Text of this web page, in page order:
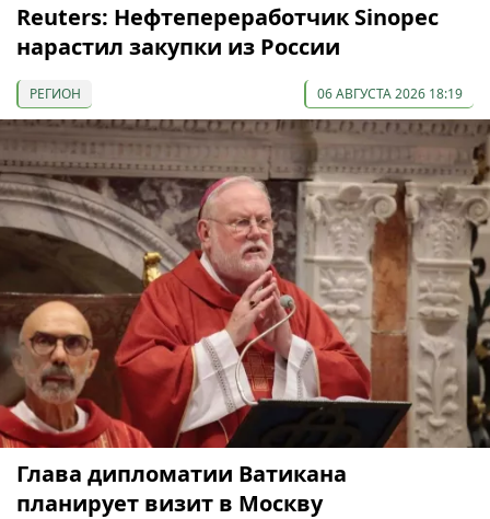
Reuters: Нефтепереработчик Sinopec
нарастил закупки из России
РЕГИОН 06 АВГУСТА 2026 18:19
Глава дипломатии Ватикана
планирует визит в Москву